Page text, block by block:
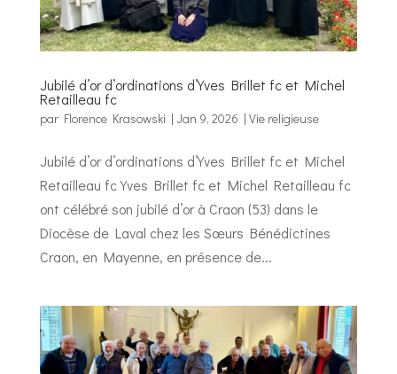
Jubilé d’or d’ordinations d’Yves Brillet fc et Michel
Retailleau fc
par Florence Krasowski | Jan 9, 2026 | Vie religieuse
Jubilé d’or d’ordinations d’Yves Brillet fc et Michel
Retailleau fc Yves Brillet fc et Michel Retailleau fc
ont célébré son jubilé d’or à Craon (53) dans le
Diocèse de Laval chez les Sœurs Bénédictines
Craon, en Mayenne, en présence de...